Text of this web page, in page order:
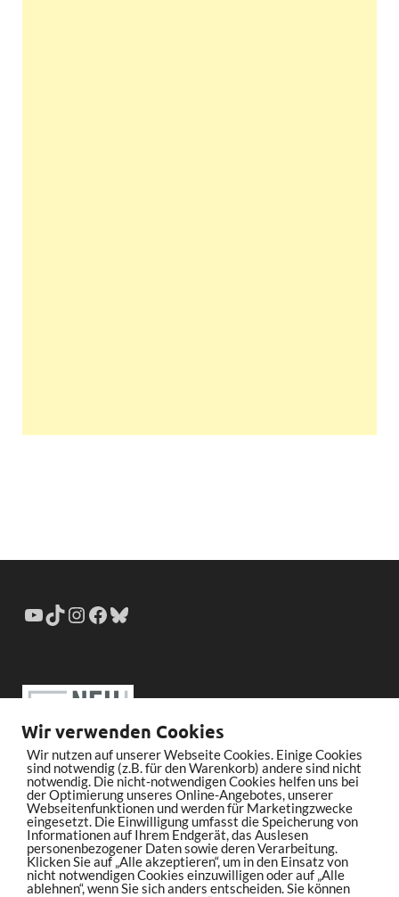
Wir verwenden Cookies
Wir nutzen auf unserer Webseite Cookies. Einige Cookies
sind notwendig (z.B. für den Warenkorb) andere sind nicht
notwendig. Die nicht-notwendigen Cookies helfen uns bei
der Optimierung unseres Online-Angebotes, unserer
Webseitenfunktionen und werden für Marketingzwecke
eingesetzt. Die Einwilligung umfasst die Speicherung von
Informationen auf Ihrem Endgerät, das Auslesen
personenbezogener Daten sowie deren Verarbeitung.
Klicken Sie auf „Alle akzeptieren“, um in den Einsatz von
nicht notwendigen Cookies einzuwilligen oder auf „Alle
ablehnen“, wenn Sie sich anders entscheiden. Sie können